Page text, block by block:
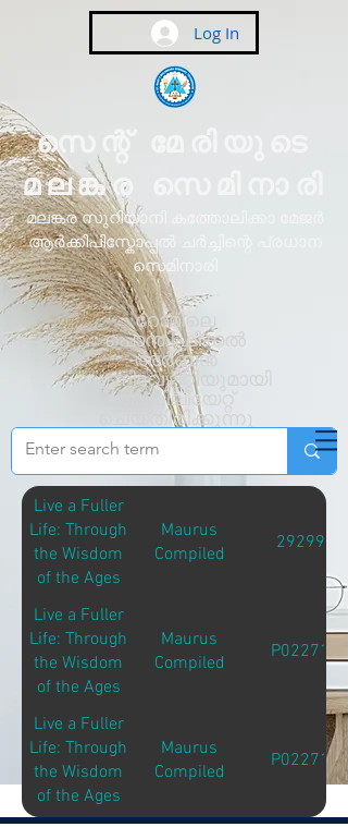
Log In
സെന്റ് മേരിയുടെ
മലങ്കര സെമിനാരി
മലങ്കര സുറിയാനി കത്തോലിക്കാ മേജർ
ആർക്കിപിസ്കോപ്പൽ ചർച്ചിന്റെ പ്രധാന
സെമിനാരി
റോമിലെ
പൊന്തിഫിക്കൽ
അർബൻ
യൂണിവേഴ്സിറ്റിയുമായി
അഫിലിയേറ്റ്
ചെയ്തിരിക്കുന്നു
Live a Fuller
Life: Through
the Wisdom
of the Ages
Maurus
Compiled
29299
Live a Fuller
Life: Through
the Wisdom
of the Ages
Maurus
Compiled
P02271
Live a Fuller
Life: Through
the Wisdom
of the Ages
Maurus
Compiled
P02271